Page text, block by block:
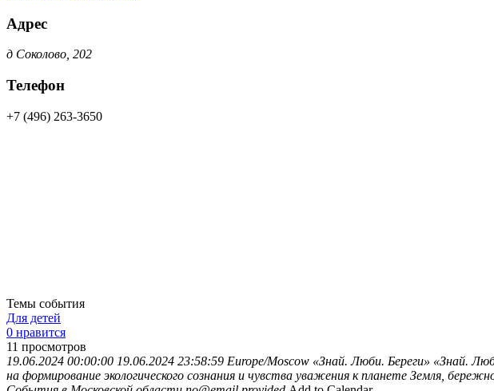
Адрес
д Соколово, 202
Телефон
+7 (496) 263-3650
Темы события
Для детей
0 нравится
11 просмотров
19.06.2024 00:00:00 19.06.2024 23:58:59 Europe/Moscow «Знай. Люби. Береги» «Знай.
на формирование экологического сознания и чувства уважения к планете Земля,